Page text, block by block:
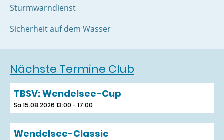
Sturmwarndienst
Sicherheit auf dem Wasser
Nächste Termine Club
TBSV: Wendelsee-Cup
Sa 15.08.2026 13:00 - 17:00
Wendelsee-Classic